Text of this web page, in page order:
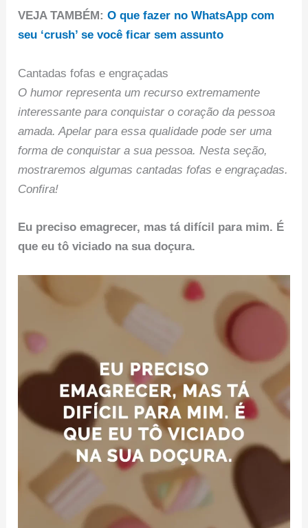
VEJA TAMBÉM:O que fazer no WhatsApp com
seu ‘crush’ se você ficar sem assunto
Cantadas fofas e engraçadas
O humor representa um recurso extremamente
interessante para conquistar o coração da pessoa
amada. Apelar para essa qualidade pode ser uma
forma de conquistar a sua pessoa. Nesta seção,
mostraremos algumas cantadas fofas e engraçadas.
Confira!
Eu preciso emagrecer, mas tá difícil para mim. É
que eu tô viciado na sua doçura.